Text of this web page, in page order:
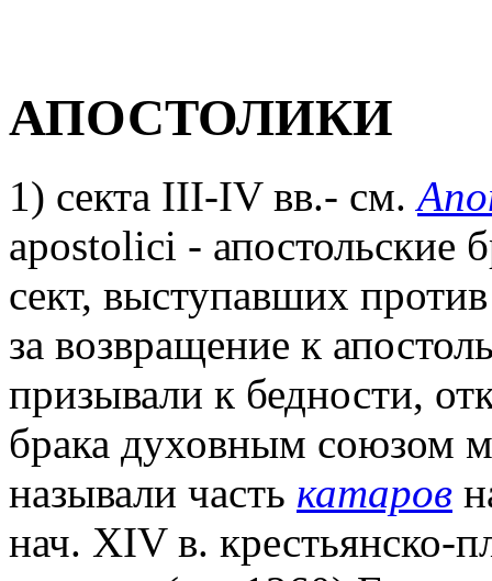
АПОСТОЛИКИ
1) секта III-IV вв.- см.
apostolici - апостольские
сект, выступавших
за возвращение к
призывали к бедности,
брака духовным союзом
называли часть катаров
нач. XIV в. крестьянско-